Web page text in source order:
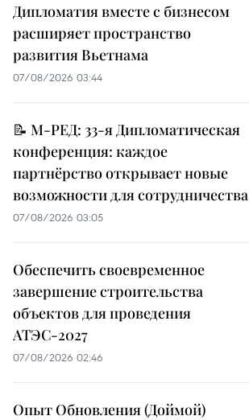
Дипломатия вместе с бизнесом
расширяет пространство
развития Вьетнама
07/08/2026 03:44
📝 М-РЕД: 33-я Дипломатическая
конференция: каждое
партнёрство открывает новые
возможности для сотрудничества
07/08/2026 03:05
Обеспечить своевременное
завершение строительства
объектов для проведения
АТЭС-2027
07/08/2026 02:46
Опыт Обновления (Доймой)